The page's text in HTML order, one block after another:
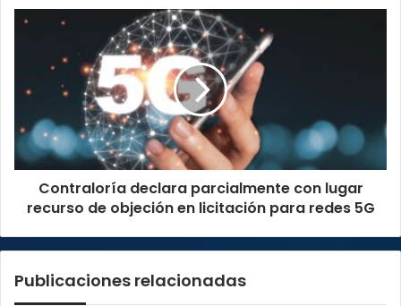
Cartago
Contraloría
parcialmente
lugar
de
objeción
en
licitación
para
5G
Contraloría declara parcialmente con lugar
recurso de objeción en licitación para redes 5G
Publicaciones relacionadas